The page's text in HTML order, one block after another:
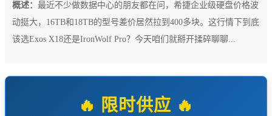
概述： 最近不少做数据中心的朋友都在问，希捷企业级硬盘价格波
动挺大，16TB和18TB的型号差价居然拉到400多块。这行情下到底
该选Exos X18还是IronWolf Pro？今天咱们就掰开揉碎聊聊...
🔥 限时供应 🔥